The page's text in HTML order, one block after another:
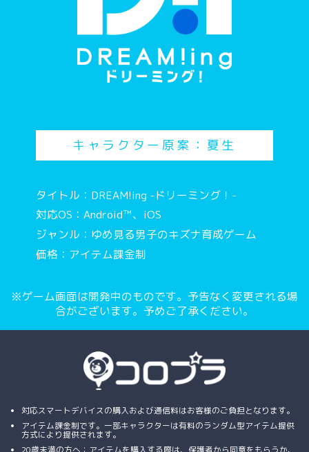
キャラクター原案：夏生
タイトル：DREAM!ing -ドリーミング！-
対応OS：Android™、iOS
ジャンル：ゆめ見る男子のキズナ育成ゲーム
価格：アイテム課金制
※ゲーム画面は開発中のものです。予告なく変更される場
合がございます。予めご了承ください。
対応スマートデバイスの購入および通信料はお客様のご負担となります。
アイテム課金制です。一部キャラクターは有料のランダム型アイテム提供
方式により提供されます。
20歳未満の方へ：アイテムを購入する際は、保護者から同意をもらうか、